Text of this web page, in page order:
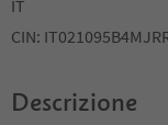
IT
CIN:
Descrizione